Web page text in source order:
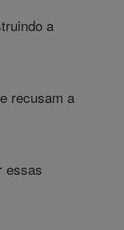
a
recusam a
essas